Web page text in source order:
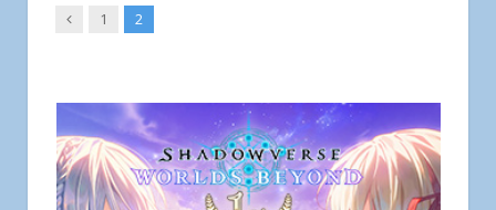
Previous
1 2